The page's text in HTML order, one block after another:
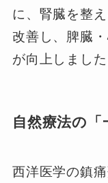
に、腎臓を整
改善し、脾臓
が向上しました
自然療法の「
西洋医学の鎮